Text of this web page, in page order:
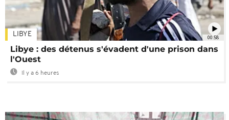
00:58
LIBYE
Libye : des détenus s'évadent d'une prison dans
l'Ouest
Il y a 6 heures